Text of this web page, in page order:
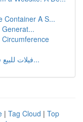
Container A S...
فيلات للبيع في طيبة : استثمارك في حي الجص...
| Tag Cloud | Top